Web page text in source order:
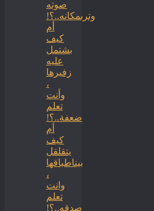
صوته
وترىمكانه..؟!
أم
كيف
بشتمل
عليه
زفيرها
،
وأنت
تعلم
ضعفة..؟!
أم
كيف
يتقلقل
بيناطباقها
،
وانت
تعلم
صدقه..؟!